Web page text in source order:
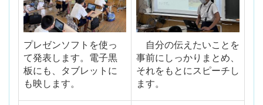
プレゼンソフトを使っ
て発表します。電子黒
板にも、タブレットに
も映します。
自分の伝えたいことを
事前にしっかりまとめ、
それをもとにスピーチし
ます。